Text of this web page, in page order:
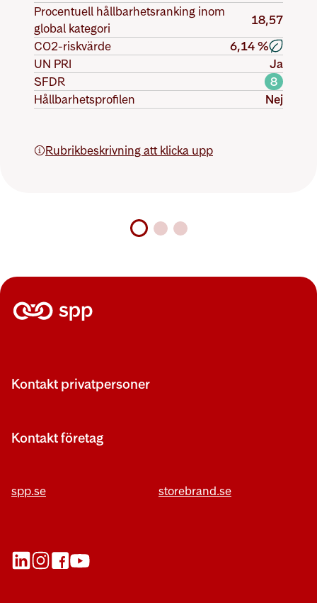
Procentuell hållbarhetsranking inom
global kategori
18,57
CO2-riskvärde
6,14 %
UN PRI
Ja
SFDR
8
Hållbarhetsprofilen
Nej
Rubrikbeskrivning att klicka upp
Kontakt privatpersoner
Kontakt företag
spp.se storebrand.se
öppnas nytt fönster
öppnas nytt fönster
öppnas nytt fönster
öppnas nytt fönster